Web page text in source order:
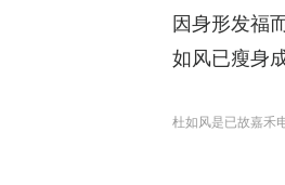
因身形发福
如风已瘦身
杜如风是已故嘉禾